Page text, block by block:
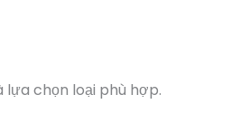
chọn loại phù hợp.